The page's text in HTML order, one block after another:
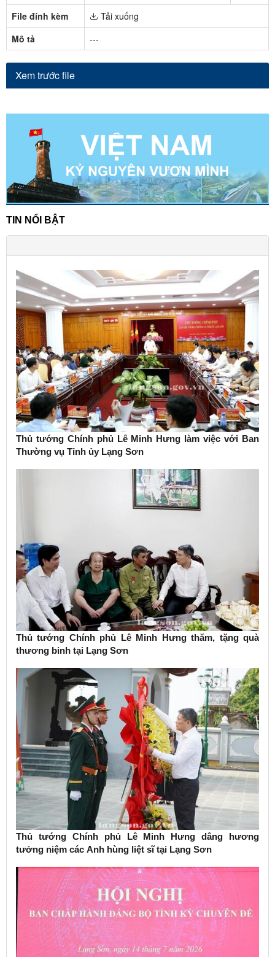
File đính kèm
Tải xuống
Mô tả
---
Xem trước file
TIN NỔI BẬT
Thủ tướng Chính phủ Lê Minh Hưng làm việc với Ban
Thường vụ Tỉnh ủy Lạng Sơn
Thủ tướng Chính phủ Lê Minh Hưng thăm, tặng quà
thương binh tại Lạng Sơn
Thủ tướng Chính phủ Lê Minh Hưng dâng hương
tưởng niệm các Anh hùng liệt sĩ tại Lạng Sơn